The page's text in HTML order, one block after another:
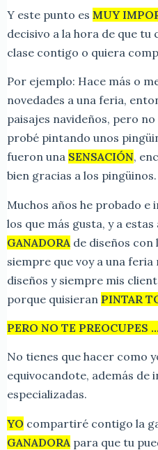
Y este punto es MUY
decisivo a la hora de que tu
clase contigo o quiera
Por ejemplo: Hace más o
novedades a una feria,
paisajes navideños, pero
probé pintando unos
fueron una SENSACIÓN,
bien gracias a los pingüinos.
Muchos años he probado e
los que más gusta, y a
GANADORA de diseños con
siempre que voy a una
diseños y siempre mis
porque quisieran PINTAR
PERO NO TE PREOCUPES …
No tienes que hacer como
equivocandote, además de
especializadas.
YO compartiré contigo la
GANADORA para que tu